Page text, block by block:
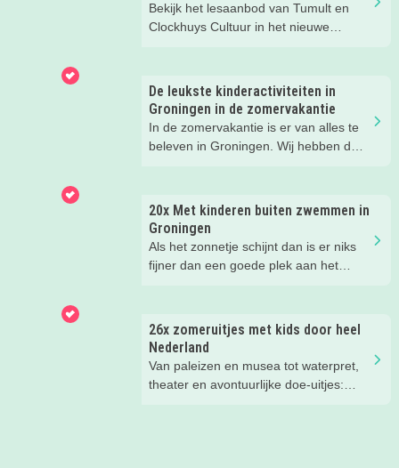
Bekijk het lesaanbod van Tumult en
Clockhuys Cultuur in het nieuwe
De leukste kinderactiviteiten in
Groningen in de zomervakantie
In de zomervakantie is er van alles te
beleven in Groningen. Wij hebben de
20x Met kinderen buiten zwemmen in
Groningen
Als het zonnetje schijnt dan is er niks
fijner dan een goede plek aan het
genoeg buiten te zwemmen in
Groningen. In dit blog vind je de 20
leukste plekken!
26x zomeruitjes met kids door heel
Nederland
Van paleizen en musea tot waterpret,
theater en avontuurlijke doe-uitjes: